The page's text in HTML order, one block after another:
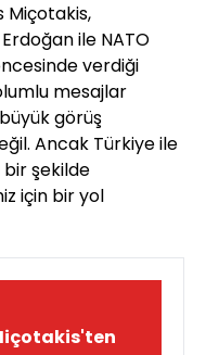
Miçotakis,
ile NATO
verdiği
mesajlar
görüş
Ancak Türkiye ile
bir şekilde
için bir yol